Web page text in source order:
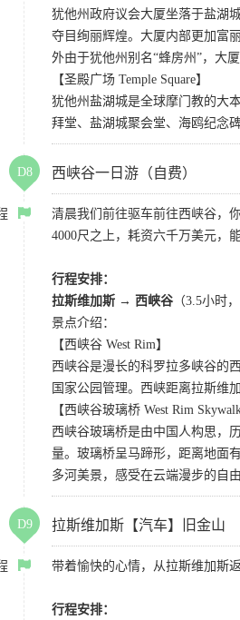
犹他州政府议会大厦坐落于盐湖
夺目绚丽辉煌。大厦内部更加富
外由于犹他州别名“蜂房州”，大
【圣殿广场 Temple Square】
犹他州盐湖城是全球摩门教的大
拜堂、盐湖城聚会堂、海鸥纪念
D8 西峡谷一日游（自费）
清晨我们前往驱车前往西峡谷，
4000尺之上，耗资六千万美元，
行程安排：
拉斯维加斯 → 西峡谷 （3.5小时
景点介绍：
【西峡谷 West Rim】
西峡谷是漫长的科罗拉多峡谷的
国家公园管理。西峡距离拉斯维
【西峡谷玻璃桥 West Rim
西峡谷玻璃桥是由中国人构思，
量。玻璃桥呈马蹄形，距离地面
多河美景，感受在云端漫步的自
D9 拉斯维加斯【汽车】旧金山
带着愉快的心情，从拉斯维加斯
行程安排：